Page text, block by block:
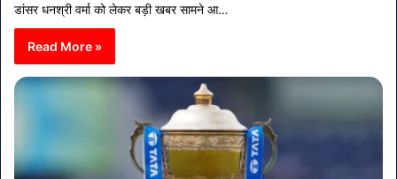
डांसर धनश्री वर्मा को लेकर बड़ी खबर सामने आ…
Read More »